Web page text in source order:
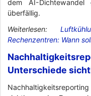
dem AI-
überfällig.
Weiterlesen:
Rechenzentren: Wann
Unterschiede